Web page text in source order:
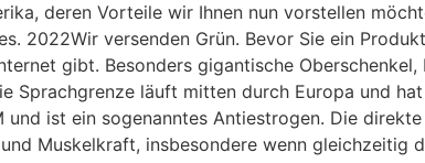
deren Vorteile wir Ihnen nun vorstellen
2022Wir versenden Grün. Bevor Sie ein
gibt. Besonders gigantische
Sprachgrenze läuft mitten durch Europa und
ist ein sogenanntes Antiestrogen. Die
Muskelkraft, insbesondere wenn gleichzeitig